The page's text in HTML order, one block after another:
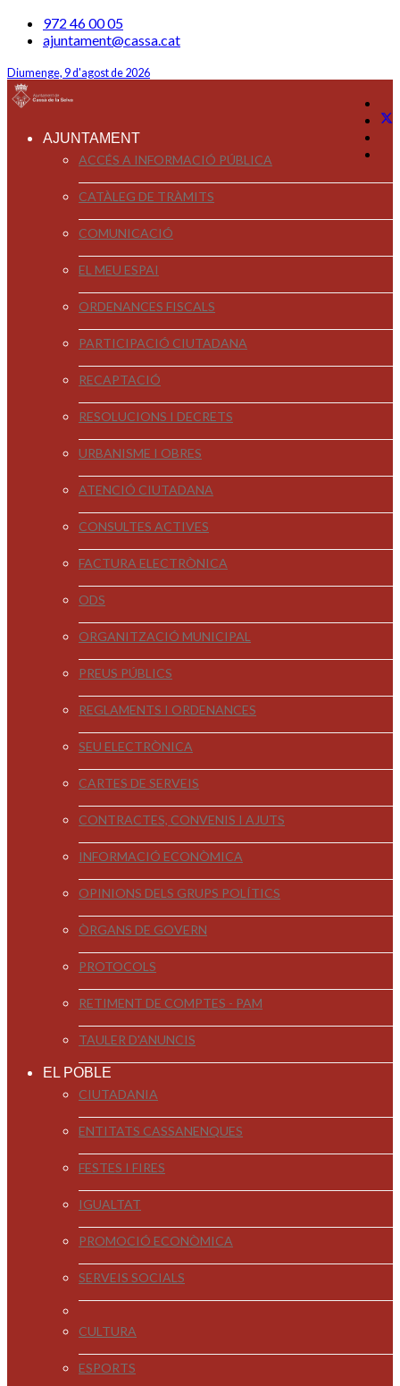
972 46 00 05
ajuntament@cassa.cat
Diumenge, 9 d'agost de 2026
AJUNTAMENT
ACCÉS A INFORMACIÓ PÚBLICA
CATÀLEG DE TRÀMITS
COMUNICACIÓ
EL MEU ESPAI
ORDENANCES FISCALS
PARTICIPACIÓ CIUTADANA
RECAPTACIÓ
RESOLUCIONS I DECRETS
URBANISME I OBRES
ATENCIÓ CIUTADANA
CONSULTES ACTIVES
FACTURA ELECTRÒNICA
ODS
ORGANITZACIÓ MUNICIPAL
PREUS PÚBLICS
REGLAMENTS I ORDENANCES
SEU ELECTRÒNICA
CARTES DE SERVEIS
CONTRACTES, CONVENIS I AJUTS
INFORMACIÓ ECONÒMICA
OPINIONS DELS GRUPS POLÍTICS
ÒRGANS DE GOVERN
PROTOCOLS
RETIMENT DE COMPTES - PAM
TAULER D'ANUNCIS
EL POBLE
CIUTADANIA
ENTITATS CASSANENQUES
FESTES I FIRES
IGUALTAT
PROMOCIÓ ECONÒMICA
SERVEIS SOCIALS
CULTURA
ESPORTS